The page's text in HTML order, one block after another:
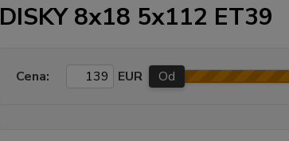
DISKY 8x18 5x112 ET39
Cena: EUR Od